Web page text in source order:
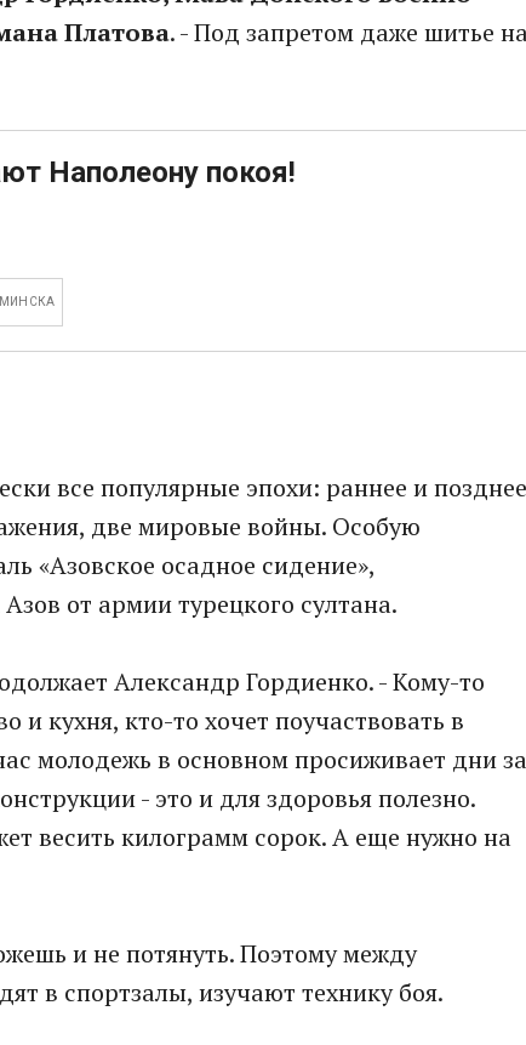
Платова. - Под запретом даже шитье
Наполеону покоя!
МИНСКА
все популярные эпохи: раннее и позднее
две мировые войны. Особую
«Азовское осадное сидение»,
от армии турецкого султана.
Александр Гордиенко. - Кому-то
и кухня, кто-то хочет поучаствовать в
молодежь в основном просиживает дни за
- это и для здоровья полезно.
весить килограмм сорок. А еще нужно на
и не потянуть. Поэтому между
в спортзалы, изучают технику боя.